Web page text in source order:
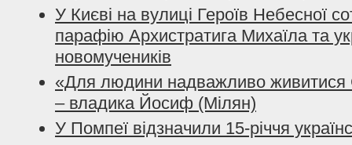
У Києві на вулиці Героїв Небесної
парафію Архистратига Михаїла та
новомучеників
«Для людини надважливо
– владика Йосиф (Мілян)
У Помпеї відзначили 15-річчя